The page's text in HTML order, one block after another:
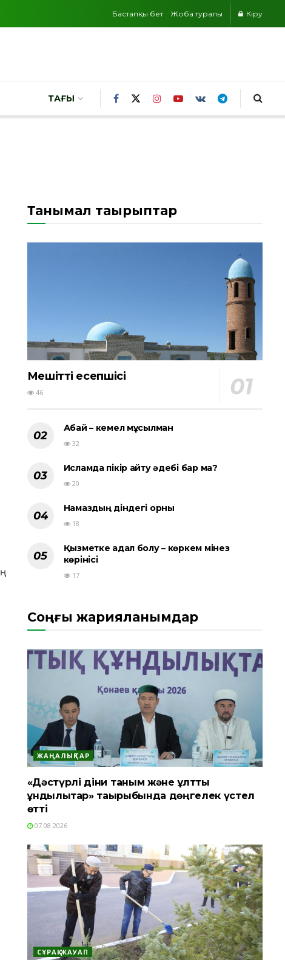
Бастапқы бет Жоба туралы Кіру
ТАҒЫ
Танымал тақырыптар
Мешіттің есепшісі
46
Абай – кемел мұсылман
32
Исламда пікір айту әдебі бар ма?
20
Намаздың діндегі орны
18
Қызметке адал болу – көркем мінез
көрінісі
17
Соңғы жарияланымдар
ЖАҢАЛЫҚТАР
«Дәстүрлі діни таным және ұлттық
құндылықтар» тақырыбында дөңгелек үстел
өтті
07.08.2026
СҰРАҚ-ЖАУАП